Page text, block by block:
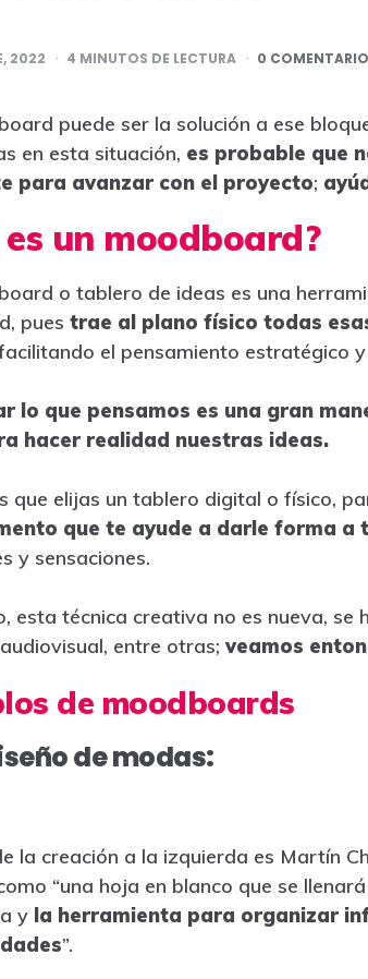
2022 4 MINUTOS DE LECTURA 0
puede ser la solución a ese
en esta situación, es probable que
para avanzar con el proyecto;
es un moodboard?
o tablero de ideas es una
pues trae al plano físico todas
el pensamiento estratégico
lo que pensamos es una gran
hacer realidad nuestras ideas.
que elijas un tablero digital o físico,
que te ayude a darle forma
y sensaciones.
esta técnica creativa no es nueva, se
entre otras;veamos
de moodboards
de modas:
la creación a la izquierda es Martín
“una hoja en blanco que se
y la herramienta para organizar
”.